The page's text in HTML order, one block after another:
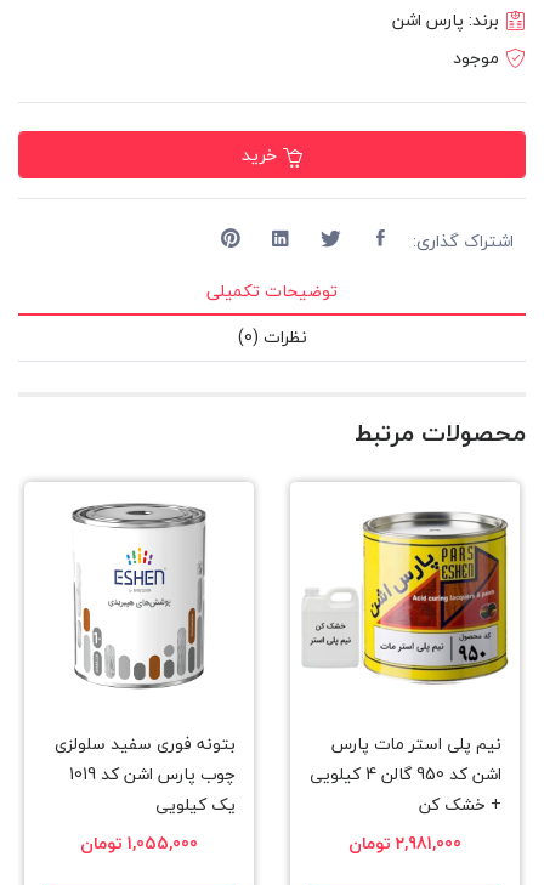
برند: پارس اشن
موجود
خرید
اشتراک گذاری:
توضیحات تکمیلی
نظرات (0)
محصولات مرتبط
نیم پلی استر مات پارس
اشن کد 950 گالن 4 کیلویی
+ خشک کن
2,981,000 تومان
بتونه فوری سفید سلولزی
چوب پارس اشن کد 1019
یک کیلویی
1,055,000 تومان